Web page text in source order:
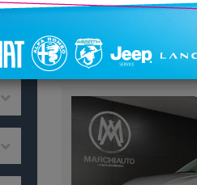
Da 1 - 1 di 1